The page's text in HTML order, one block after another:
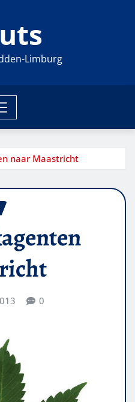
Limburg
naar Maastricht
0